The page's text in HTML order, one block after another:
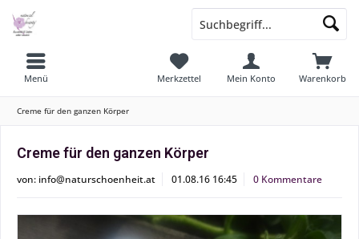
Menü Warenkorb
Merkzettel Mein Konto
Creme für den ganzen Körper
Creme für den ganzen Körper
von: info@naturschoenheit.at 01.08.16 16:45 0 Kommentare